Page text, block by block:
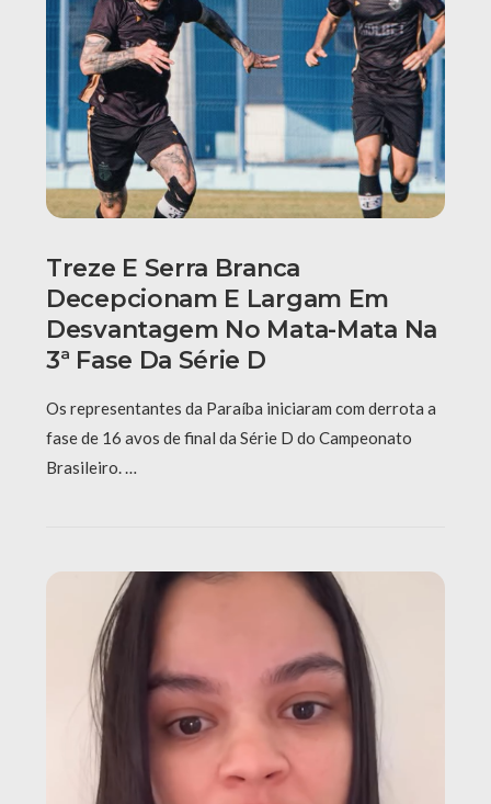
Treze E Serra Branca
Decepcionam E Largam Em
Desvantagem No Mata-Mata Na
3ª Fase Da Série D
Os representantes da Paraíba iniciaram com derrota a
fase de 16 avos de final da Série D do Campeonato
Brasileiro. …